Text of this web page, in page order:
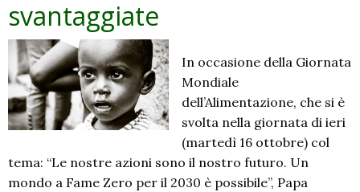
svantaggiate
In occasione della Giornata
Mondiale
dell’Alimentazione, che si è
svolta nella giornata di ieri
(martedì 16 ottobre) col
tema: “Le nostre azioni sono il nostro futuro. Un
mondo a Fame Zero per il 2030 è possibile”, Papa